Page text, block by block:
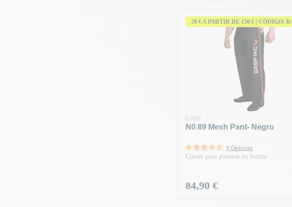
-20 € A PARTIR DE 150 € | CÓDIGO:
GASP
N0.89 Mesh Pant- Negro
9 Opinión
Correr para ponerse en forma
Precio
84,90 €